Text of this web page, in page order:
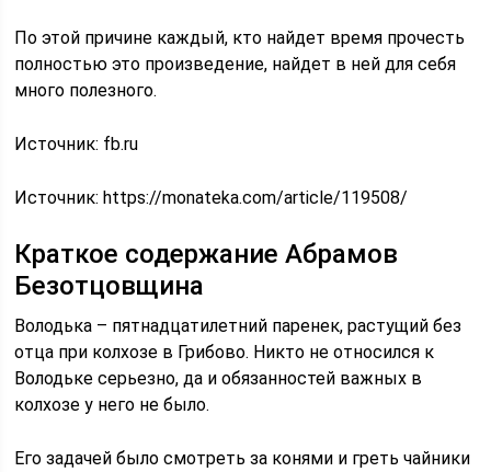
По этой причине каждый, кто найдет время прочесть
полностью это произведение, найдет в ней для себя
много полезного.
Источник: fb.ru
Источник:https://monateka.com/article/119508/
Краткое содержание Абрамов
Безотцовщина
Володька – пятнадцатилетний паренек, растущий без
отца при колхозе в Грибово. Никто не относился к
Володьке серьезно, да и обязанностей важных в
колхозе у него не было.
Его задачей было смотреть за конями и греть чайники